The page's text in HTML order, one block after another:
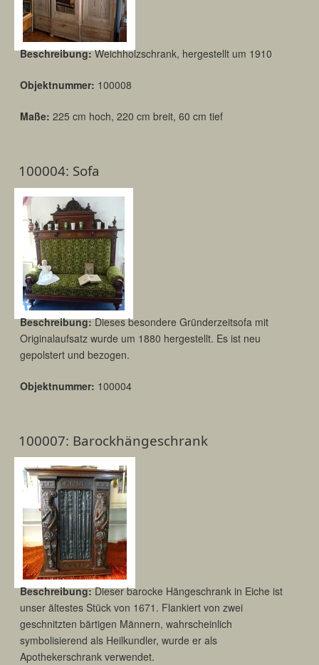
Beschreibung:Weichholzschrank, hergestellt um 1910
Objektnummer: 100008
Maße: 225 cm hoch, 220 cm breit, 60 cm tief
100004: Sofa
Beschreibung:Dieses besondere Gründerzeitsofa mit
Originalaufsatz wurde um 1880 hergestellt. Es ist neu
gepolstert und bezogen.
Objektnummer: 100004
100007: Barockhängeschrank
Beschreibung:Dieser barocke Hängeschrank in Eiche ist
unser ältestes Stück von 1671. Flankiert von zwei
geschnitzten bärtigen Männern, wahrscheinlich
symbolisierend als Heilkundler, wurde er als
Apothekerschrank verwendet.